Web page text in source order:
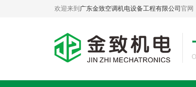
欢迎来到 广东金致空调机电设备工程有限公司 官网
关于金致 工程案例